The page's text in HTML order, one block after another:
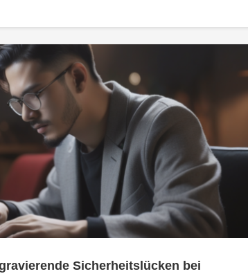
Sicherheitslücken bei